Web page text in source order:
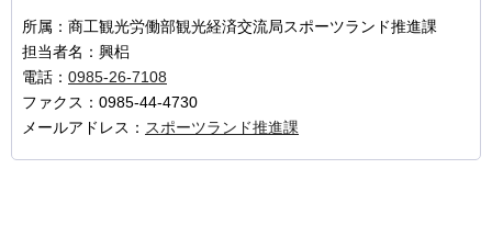
所属：商工観光労働部観光経済交流局スポーツランド推進課
担当者名：興梠
電話： 0985-26-7108
ファクス：0985-44-4730
メールアドレス： スポーツランド推進課